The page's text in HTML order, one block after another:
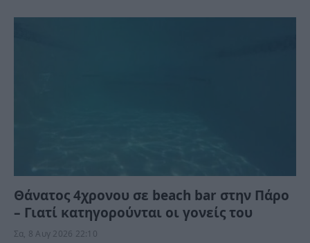
Θάνατος 4χρονου σε beach bar στην Πάρο
– Γιατί κατηγορούνται οι γονείς του
Σα, 8 Αυγ 2026 22:10